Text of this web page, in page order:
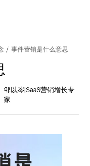
/ 事件营销是什么意思
邹以岑|SaaS营销增长专
家